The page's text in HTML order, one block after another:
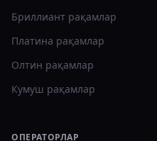
Бриллиант рақамлар
Платина рақамлар
Олтин рақамлар
Кумуш рақамлар
ОПЕРАТОРЛАР